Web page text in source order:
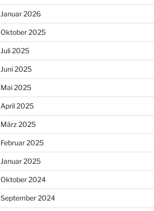
Januar 2026
Oktober 2025
Juli 2025
Juni 2025
Mai 2025
April 2025
März 2025
Februar 2025
Januar 2025
Oktober 2024
September 2024